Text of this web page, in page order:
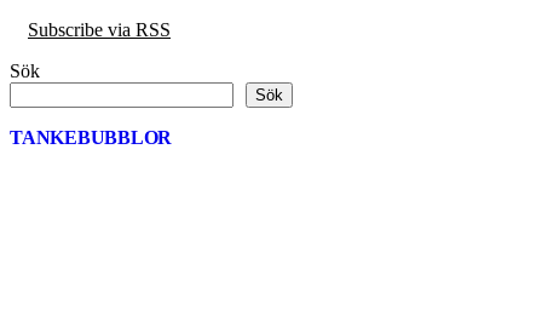
Subscribe via RSS
Sök
Sök
TANKEBUBBLOR